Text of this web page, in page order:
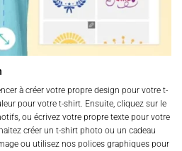
à créer votre propre design pour votre t-
pour votre t-shirt. Ensuite, cliquez sur le
ou écrivez votre propre texte pour votre
créer un t-shirt photo ou un cadeau
ou utilisez nos polices graphiques pour